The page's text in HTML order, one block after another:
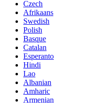
Czech
Afrikaans
Swedish
Polish
Basque
Catalan
Esperanto
Hindi
Lao
Albanian
Amharic
Armenian